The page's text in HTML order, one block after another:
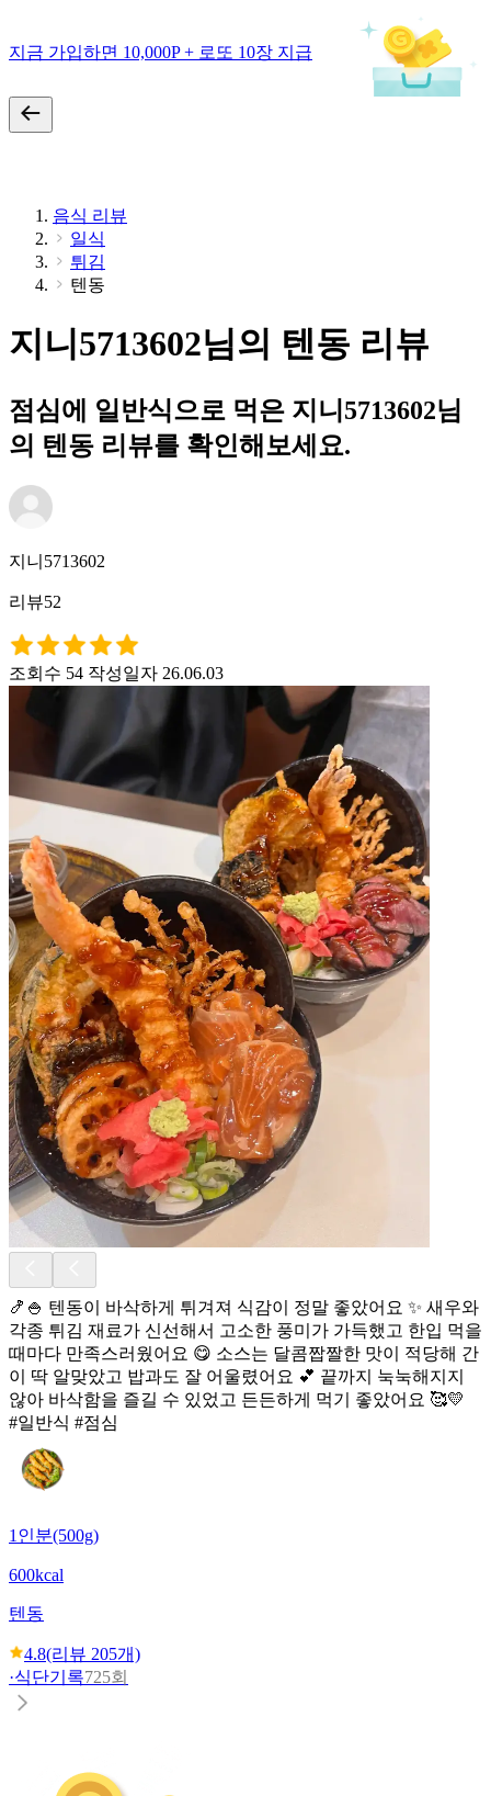
지금 가입하면 10,000P + 로또 10장 지급
음식 리뷰
일식
튀김
텐동
지니5713602님의 텐동 리뷰
점심에 일반식으로 먹은 지니5713602님
의 텐동 리뷰를 확인해보세요.
지니5713602
리뷰52
조회수 54 작성일자 26.06.03
🍤🍚 텐동이 바삭하게 튀겨져 식감이 정말 좋았어요 ✨ 새우와
각종 튀김 재료가 신선해서 고소한 풍미가 가득했고 한입 먹을
때마다 만족스러웠어요 😋 소스는 달콤짭짤한 맛이 적당해 간
이 딱 알맞았고 밥과도 잘 어울렸어요 💕 끝까지 눅눅해지지
않아 바삭함을 즐길 수 있었고 든든하게 먹기 좋았어요 🥰💛
#일반식 #점심
1인분(500g)
600kcal
텐동
4.8(리뷰 205개)
·식단기록725회